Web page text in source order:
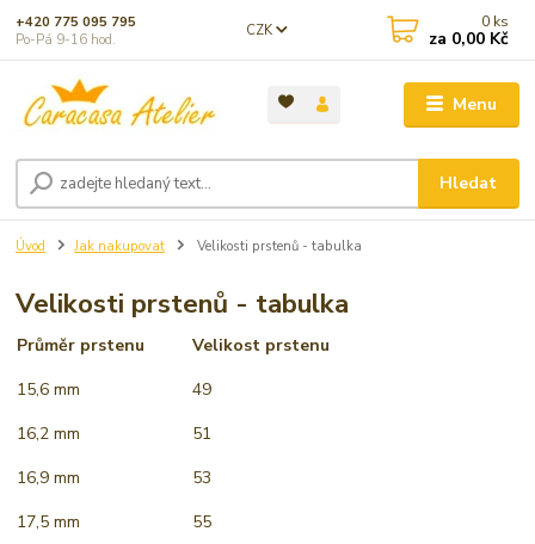
Menu
CZK
Hledat
+420 775 095 795
Po-Pá 9-16 hod.
0 ks
za 0,00 Kč
Úvod Jak nakupovat Velikosti prstenů - tabulka
Velikosti prstenů - tabulka
Průměr prstenu
Velikost prstenu
15,6 mm
49
16,2 mm
51
16,9 mm
53
17,5 mm
55